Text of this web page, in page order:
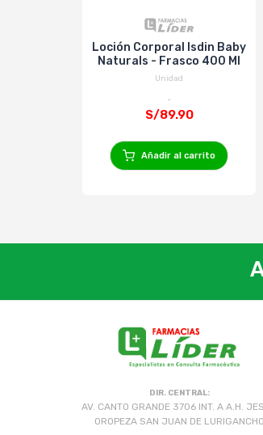
Loción Corporal Isdin Baby
Naturals - Frasco 400 Ml
Unidad
S/89.90
Añadir al carrito
DIR. CENTRAL:
AV. CANTO GRANDE 3706 INT. A A.H.
OROPEZA SAN JUAN DE LURIGANCHO